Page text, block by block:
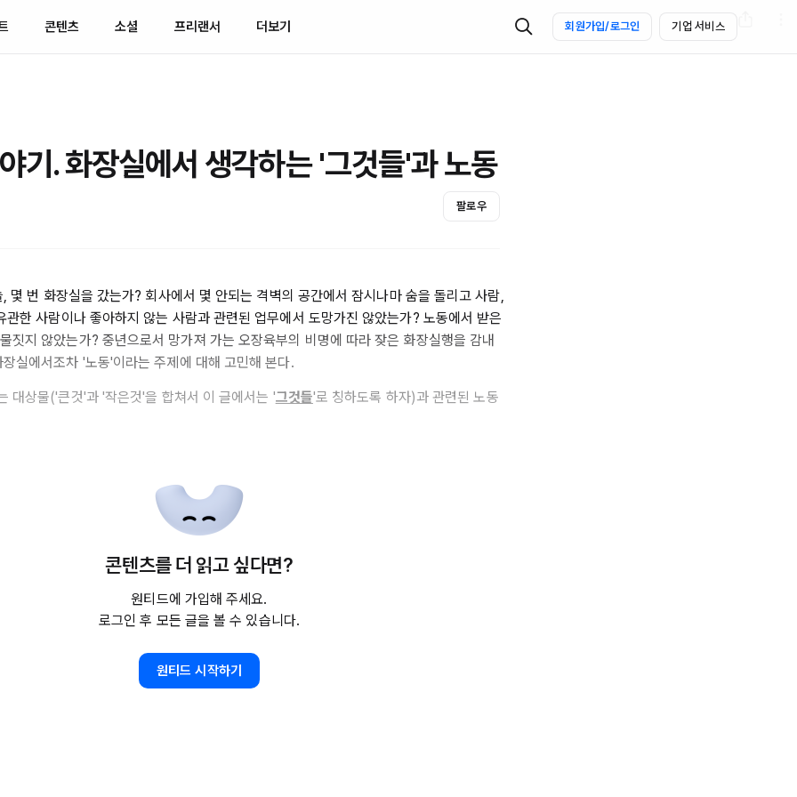
콘텐츠 소셜 프리랜서 더보기 회원가입/로그인 기업 서비스
기. 화장실에서 생각하는 '그것들'과 노동
팔로우
몇 번 화장실을 갔는가? 회사에서 몇 안되는 격벽의 공간에서 잠시나마 숨을 돌리고 사람,
관한 사람이나 좋아하지 않는 사람과 관련된 업무에서 도망가진 않았는가? 노동에서 받은
짓지 않았는가? 중년으로서 망가져 가는 오장육부의 비명에 따라 잦은 화장실행을 감내
실에서조차 '노동'이라는 주제에 대해 고민해 본다.
대상물('큰것'과 '작은것'을 합쳐서 이 글에서는 '그것들'로 칭하도록 하자)과 관련된 노동
콘텐츠를 더 읽고 싶다면?
원티드에 가입해 주세요.
로그인 후 모든 글을 볼 수 있습니다.
원티드 시작하기